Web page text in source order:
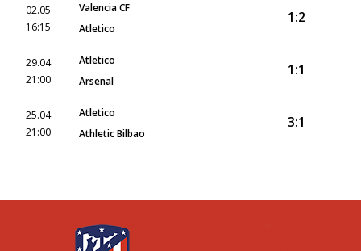
02.05
16:15
Valencia CF
Atletico
1:2
29.04
21:00
Atletico
Arsenal
1:1
25.04
21:00
Atletico
Athletic Bilbao
3:1